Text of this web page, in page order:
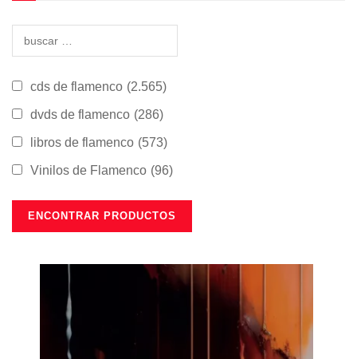
cds de flamenco (2.565)
dvds de flamenco (286)
libros de flamenco (573)
Vinilos de Flamenco (96)